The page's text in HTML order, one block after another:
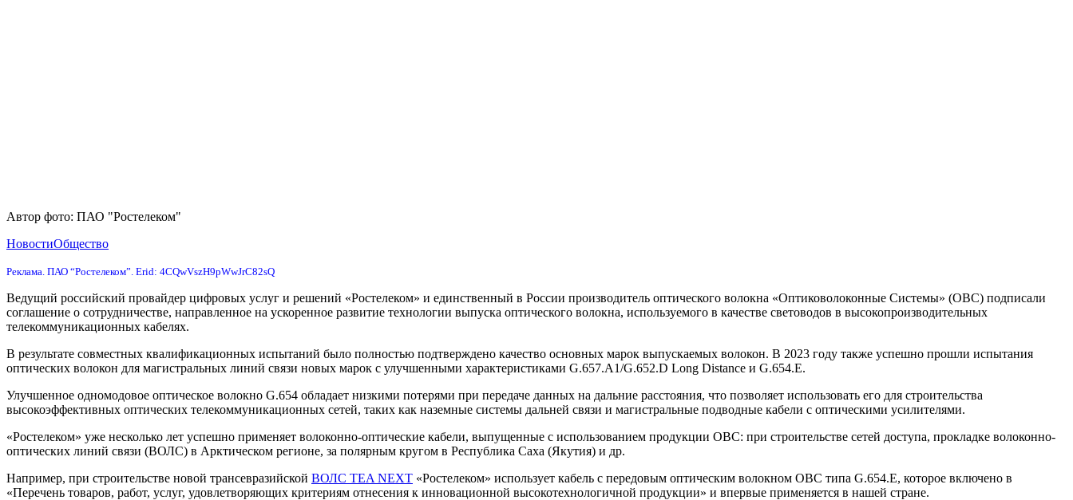
Автор фото: ПАО "Ростелеком"
НовостиОбщество
Реклама. ПАО “Ростелеком”. Erid: 4CQwVszH9pWwJrC82sQ
Ведущий российский провайдер цифровых услуг и решений «Ростелеком» и единственный в России производитель оптического волокна «Оптиковолоконные Системы» (ОВС) подписали
соглашение о сотрудничестве, направленное на ускоренное развитие технологии выпуска оптического волокна, используемого в качестве световодов в высокопроизводительных
телекоммуникационных кабелях.
В результате совместных квалификационных испытаний было полностью подтверждено качество основных марок выпускаемых волокон. В 2023 году также успешно прошли испытания
оптических волокон для магистральных линий связи новых марок с улучшенными характеристиками G.657.A1/G.652.D Long Distance и G.654.E.
Улучшенное одномодовое оптическое волокно G.654 обладает низкими потерями при передаче данных на дальние расстояния, что позволяет использовать его для строительства
высокоэффективных оптических телекоммуникационных сетей, таких как наземные системы дальней связи и магистральные подводные кабели с оптическими усилителями.
«Ростелеком» уже несколько лет успешно применяет волоконно-оптические кабели, выпущенные с использованием продукции ОВС: при строительстве сетей доступа, прокладке волоконно-
оптических линий связи (ВОЛС) в Арктическом регионе, за полярным кругом в Республика Саха (Якутия) и др.
Например, при строительстве новой трансевразийской ВОЛС TEA NEXT «Ростелеком» использует кабель с передовым оптическим волокном ОВС типа G.654.E, которое включено в
«Перечень товаров, работ, услуг, удовлетворяющих критериям отнесения к инновационной высокотехнологичной продукции» и впервые применяется в нашей стране.